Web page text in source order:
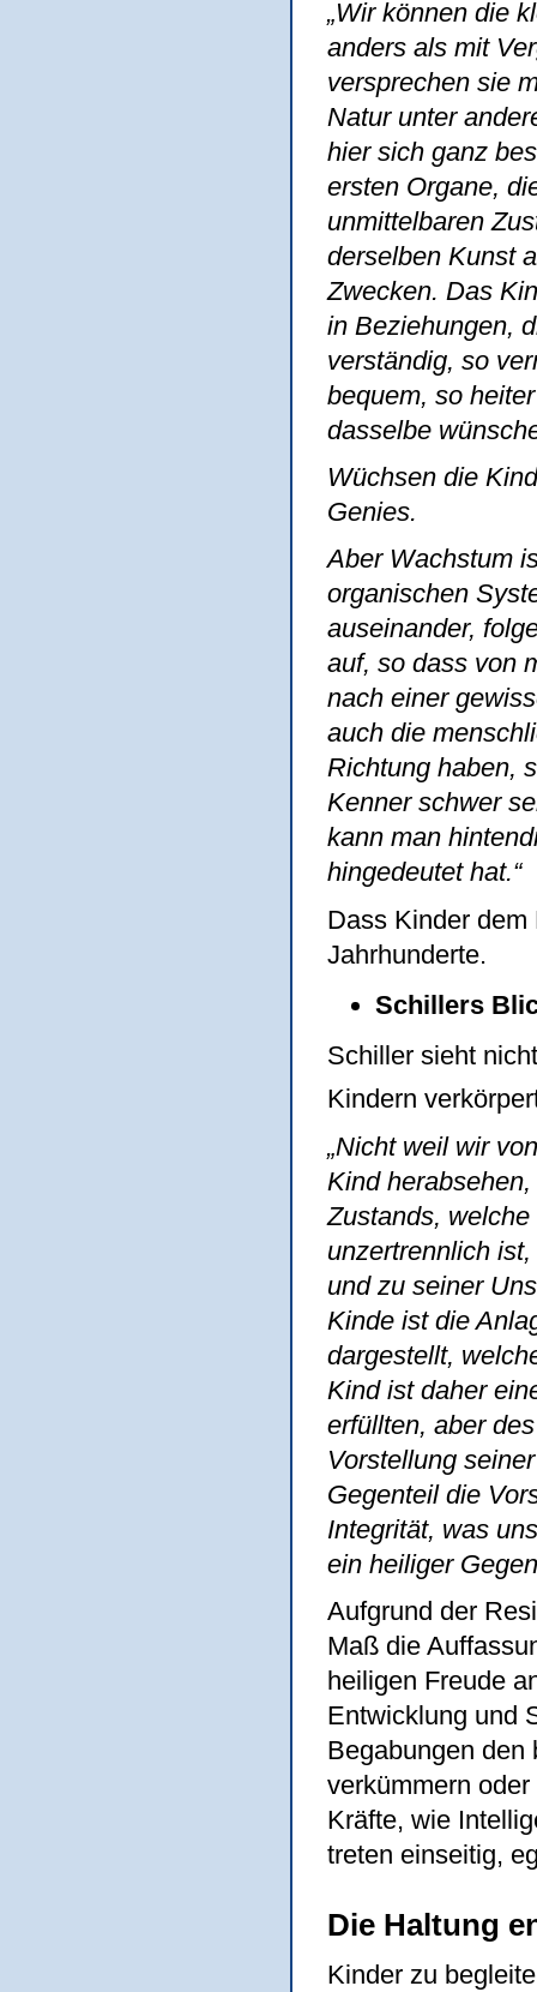
„Wir können die
anders als mit
versprechen sie
Natur unter
hier sich ganz
ersten Organe,
unmittelbaren
derselben Kunst
Zwecken. Das
in Beziehungen,
verständig, so
bequem, so
dasselbe
Wüchsen die
Genies.
Aber Wachstum
organischen
auseinander,
auf, so dass von
nach einer
auch die
Richtung haben,
Kenner schwer
kann man
hingedeutet hat.“
Dass Kinder dem
Jahrhunderte.
Schillers
Schiller sieht
Kindern
„Nicht weil wir
Kind
Zustands,
unzertrennlich
und zu seiner
Kinde ist die
dargestellt,
Kind ist daher
erfüllten, aber
Vorstellung
Gegenteil die
Integrität, was
ein heiliger
Aufgrund der
Maß die
heiligen Freude
Entwicklung und
Begabungen den
verkümmern
Kräfte, wie
treten einseitig,
Die Haltung
Kinder zu